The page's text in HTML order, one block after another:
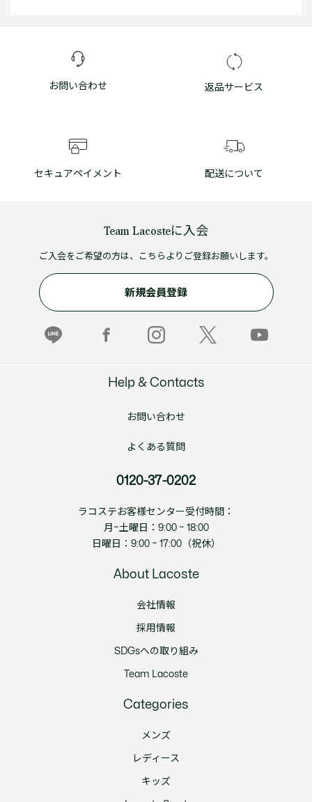
お問い合わせ 返品サービス
セキュアペイメント 配送について
Team Lacosteに入会
ご入会をご希望の方は、こちらよりご登録お願いします。
新規会員登録
Help & Contacts
お問い合わせ
よくある質問
0120-37-0202
ラコステお客様センター受付時間：
月~土曜日：9:00 ~ 18:00
日曜日：9:00 ~ 17:00（祝休）
About Lacoste
会社情報
採用情報
SDGsへの取り組み
Team Lacoste
Categories
メンズ
レディース
キッズ